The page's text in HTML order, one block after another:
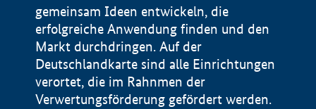
gemeinsam Ideen entwickeln, die
erfolgreiche Anwendung finden und den
Markt durchdringen. Auf der
Deutschlandkarte sind alle Einrichtungen
verortet, die im Rahnmen der
Verwertungsförderung gefördert werden.